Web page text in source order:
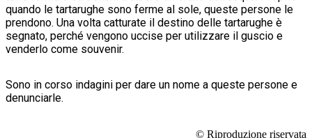
quando le tartarughe sono ferme al sole, queste persone le
prendono. Una volta catturate il destino delle tartarughe è
segnato, perché vengono uccise per utilizzare il guscio e
venderlo come souvenir.
Sono in corso indagini per dare un nome a queste persone e
denunciarle.
© Riproduzione riservata